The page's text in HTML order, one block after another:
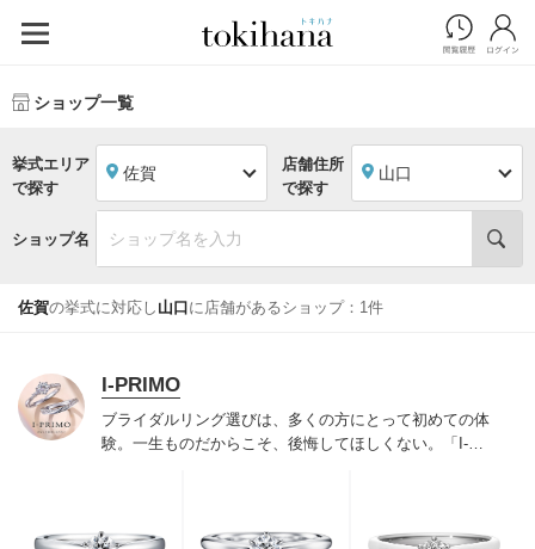
ショップ一覧
挙式エリア
で探す
佐賀
店舗住所
で探す
山口
ショップ名
佐賀の挙式に対応し 山口 に店舗があるショップ：1件
I-PRIMO
ブライダルリング選びは、多くの方にとって初めての体
験。一生ものだからこそ、後悔してほしくない。「I-
でお待ちしております。リング選びの最初の一歩をご一